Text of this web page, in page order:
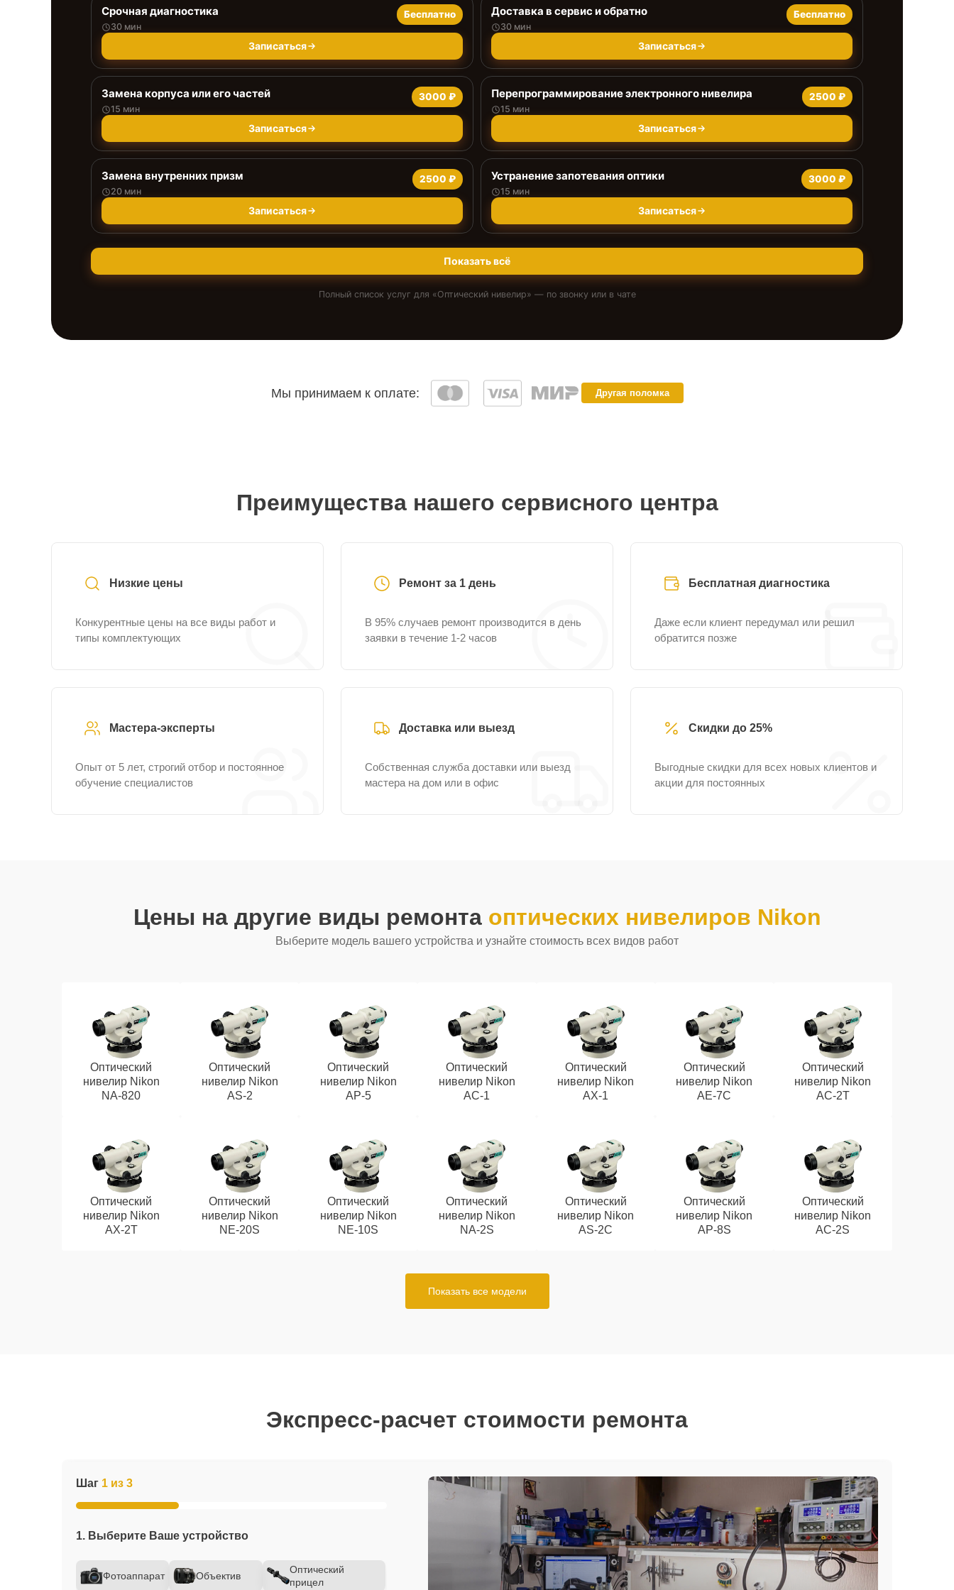
Срочная диагностика
30 мин
Бесплатно
Записаться
Доставка в сервис и обратно
30 мин
Бесплатно
Записаться
Замена корпуса или его частей
15 мин
3000 ₽
Записаться
Перепрограммирование электронного нивелира
15 мин
2500 ₽
Записаться
Замена внутренних призм
20 мин
2500 ₽
Записаться
Устранение запотевания оптики
15 мин
3000 ₽
Записаться
Показать всё
Полный список услуг для «Оптический нивелир» — по звонку или в чате
Мы принимаем к оплате: Другая поломка
Преимущества нашего сервисного центра
Низкие цены
Конкурентные цены на все виды работ и
типы комплектующих
Ремонт за 1 день
В 95% случаев ремонт производится в день
заявки в течение 1-2 часов
Бесплатная диагностика
Даже если клиент передумал или решил
обратится позже
Мастера-эксперты
Опыт от 5 лет, строгий отбор и постоянное
обучение специалистов
Доставка или выезд
Собственная служба доставки или выезд
мастера на дом или в офис
Скидки до 25%
Выгодные скидки для всех новых клиентов и
акции для постоянных
Цены на другие виды ремонта оптических нивелиров Nikon
Выберите модель вашего устройства и узнайте стоимость всех видов работ
Оптический
нивелир Nikon
NA-820
Оптический
нивелир Nikon
AS-2
Оптический
нивелир Nikon
AP-5
Оптический
нивелир Nikon
AC-1
Оптический
нивелир Nikon
AX-1
Оптический
нивелир Nikon
AE-7C
Оптический
нивелир Nikon
AC-2T
Оптический
нивелир Nikon
AX-2T
Оптический
нивелир Nikon
NE-20S
Оптический
нивелир Nikon
NE-10S
Оптический
нивелир Nikon
NA-2S
Оптический
нивелир Nikon
AS-2C
Оптический
нивелир Nikon
AP-8S
Оптический
нивелир Nikon
AC-2S
Показать все модели
Экспресс-расчет стоимости ремонта
Шаг 1 из 3
1. Выберите Ваше устройство
Фотоаппарат Объектив
Оптический
прицел